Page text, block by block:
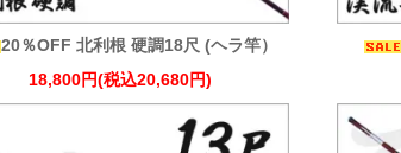
20％OFF 北利根 硬調18尺 (ヘラ竿）
18,800円(税込20,680円)